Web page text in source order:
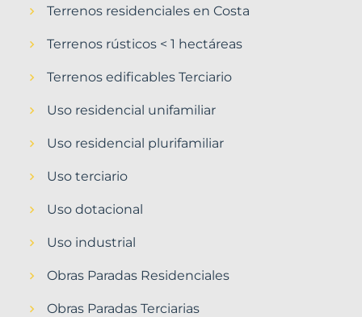
Terrenos residenciales en Costa
Terrenos rústicos < 1 hectáreas
Terrenos edificables Terciario
Uso residencial unifamiliar
Uso residencial plurifamiliar
Uso terciario
Uso dotacional
Uso industrial
Obras Paradas Residenciales
Obras Paradas Terciarias